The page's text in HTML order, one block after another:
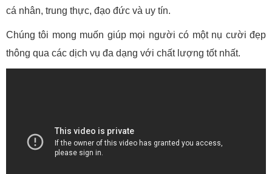
cá nhân, trung thực, đạo đức và uy tín.
Chúng tôi mong muốn giúp mọi người có một nụ cười đẹp
thông qua các dịch vụ đa dạng với chất lượng tốt nhất.